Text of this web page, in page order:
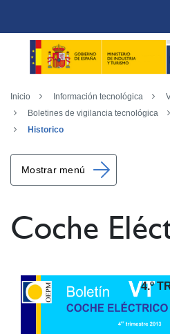
Inicio Información tecnológica
Boletines de vigilancia tecnológica
Historico
Mostrar menú
Coche
4.º